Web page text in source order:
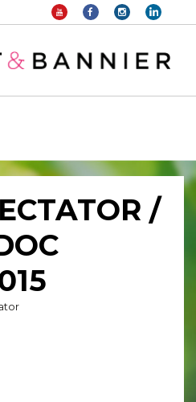
2 to be long, string given in
on line 1149
/